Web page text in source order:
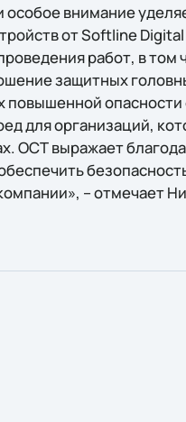
особое внимание
от Softline
работ, в
защитных
повышенной
для организаций,
ОСТ выражает
– отмечает